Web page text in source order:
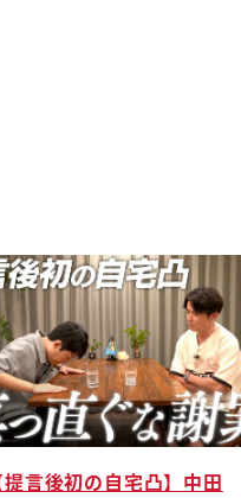
提言後初の自宅凸】中田